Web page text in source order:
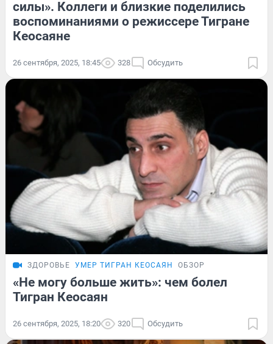
силы». Коллеги и близкие поделились
воспоминаниями о режиссере Тигране
Кеосаяне
26 сентября, 2025, 18:45 328 Обсудить
ЗДОРОВЬЕ УМЕР ТИГРАН КЕОСАЯН ОБЗОР
«Не могу больше жить»: чем болел
Тигран Кеосаян
26 сентября, 2025, 18:20 320 Обсудить